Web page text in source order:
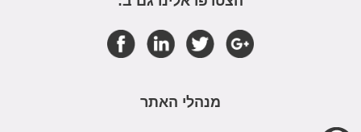
מנהלי האתר